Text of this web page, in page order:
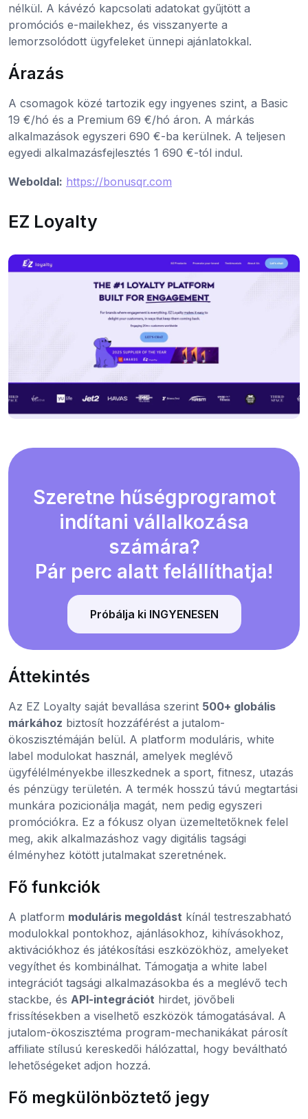
nélkül. A kávézó kapcsolati adatokat gyűjtött a
promóciós e-mailekhez, és visszanyerte a
lemorzsolódott ügyfeleket ünnepi ajánlatokkal.
Árazás
A csomagok közé tartozik egy ingyenes szint, a Basic
19 €/hó és a Premium 69 €/hó áron. A márkás
alkalmazások egyszeri 690 €-ba kerülnek. A teljesen
egyedi alkalmazásfejlesztés 1 690 €-tól indul.
Weboldal: https://bonusqr.com
EZ Loyalty
Szeretne hűségprogramot
indítani vállalkozása
számára?
Pár perc alatt felállíthatja!
Próbálja ki INGYENESEN
Áttekintés
Az EZ Loyalty saját bevallása szerint 500+ globális
márkához biztosít hozzáférést a jutalom-
ökoszisztémáján belül. A platform moduláris, white
label modulokat használ, amelyek meglévő
ügyfélélményekbe illeszkednek a sport, fitnesz, utazás
és pénzügy területén. A termék hosszú távú megtartási
munkára pozicionálja magát, nem pedig egyszeri
promóciókra. Ez a fókusz olyan üzemeltetőknek felel
meg, akik alkalmazáshoz vagy digitális tagsági
élményhez kötött jutalmakat szeretnének.
Fő funkciók
A platform moduláris megoldást kínál testreszabható
modulokkal pontokhoz, ajánlásokhoz, kihívásokhoz,
aktivációkhoz és játékosítási eszközökhöz, amelyeket
vegyíthet és kombinálhat. Támogatja a white label
integrációt tagsági alkalmazásokba és a meglévő tech
stackbe, és API-integrációt hirdet, jövőbeli
frissítésekben a viselhető eszközök támogatásával. A
jutalom-ökoszisztéma program-mechanikákat párosít
affiliate stílusú kereskedői hálózattal, hogy beváltható
lehetőségeket adjon hozzá.
Fő megkülönböztető jegy